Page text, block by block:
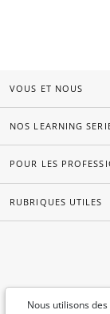
Nous utilisons
VOUS ET NOUS
NOS LEARNING
POUR LES
RUBRIQUES UTILES